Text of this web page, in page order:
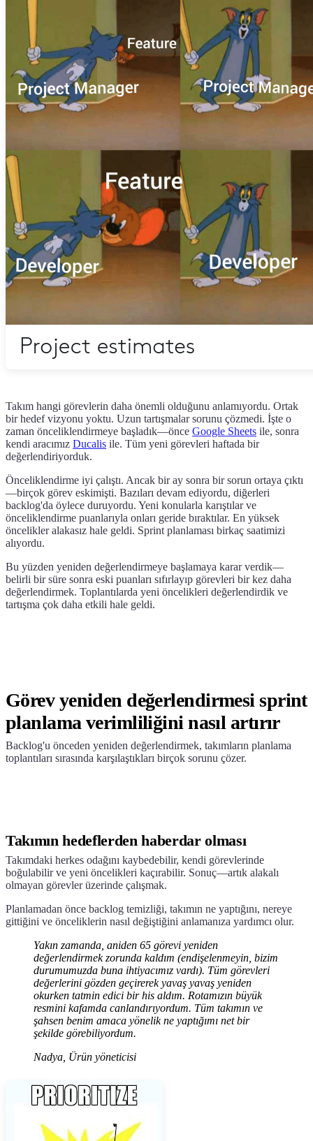
Takım hangi görevlerin daha önemli olduğunu anlamıyordu. Ortak
bir hedef vizyonu yoktu. Uzun tartışmalar sorunu çözmedi. İşte o
zaman önceliklendirmeye başladık—önce Google Sheets ile, sonra
kendi aracımız Ducalis ile. Tüm yeni görevleri haftada bir
değerlendiriyorduk.
Önceliklendirme iyi çalıştı. Ancak bir ay sonra bir sorun ortaya çıktı
—birçok görev eskimişti. Bazıları devam ediyordu, diğerleri
backlog'da öylece duruyordu. Yeni konularla karıştılar ve
önceliklendirme puanlarıyla onları geride bıraktılar. En yüksek
öncelikler alakasız hale geldi. Sprint planlaması birkaç saatimizi
alıyordu.
Bu yüzden yeniden değerlendirmeye başlamaya karar verdik—
belirli bir süre sonra eski puanları sıfırlayıp görevleri bir kez daha
değerlendirmek. Toplantılarda yeni öncelikleri değerlendirdik ve
tartışma çok daha etkili hale geldi.
Görev yeniden değerlendirmesi sprint
planlama verimliliğini nasıl artırır
Backlog'u önceden yeniden değerlendirmek, takımların planlama
toplantıları sırasında karşılaştıkları birçok sorunu çözer.
Takımın hedeflerden haberdar olması
Takımdaki herkes odağını kaybedebilir, kendi görevlerinde
boğulabilir ve yeni öncelikleri kaçırabilir. Sonuç—artık alakalı
olmayan görevler üzerinde çalışmak.
Planlamadan önce backlog temizliği, takımın ne yaptığını, nereye
gittiğini ve önceliklerin nasıl değiştiğini anlamanıza yardımcı olur.
Yakın zamanda, aniden 65 görevi yeniden
değerlendirmek zorunda kaldım (endişelenmeyin, bizim
durumumuzda buna ihtiyacımız vardı). Tüm görevleri
değerlerini gözden geçirerek yavaş yavaş yeniden
okurken tatmin edici bir his aldım. Rotamızın büyük
resmini kafamda canlandırıyordum. Tüm takımın ve
şahsen benim amaca yönelik ne yaptığımı net bir
şekilde görebiliyordum.
Nadya, Ürün yöneticisi